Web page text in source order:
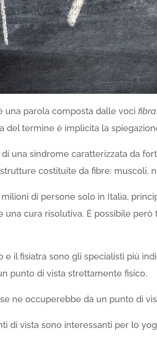
una parola composta dalle vocifibra
del termine è implicita la
una sindrome caratterizzata da
costituite da fibre: muscoli,
di persone solo in Italia,
una cura risolutiva. È possibile
e il fisiatra sono gli specialisti più
punto di vista strettamente fisico.
ne occuperebbe da un punto di
di vista sono interessanti per lo